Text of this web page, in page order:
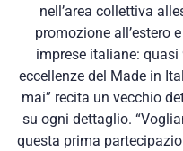
nell’area collettiva
promozione all’estero
imprese italiane:
eccellenze del Made in
mai” recita un vecchio
su ogni dettaglio.
questa prima